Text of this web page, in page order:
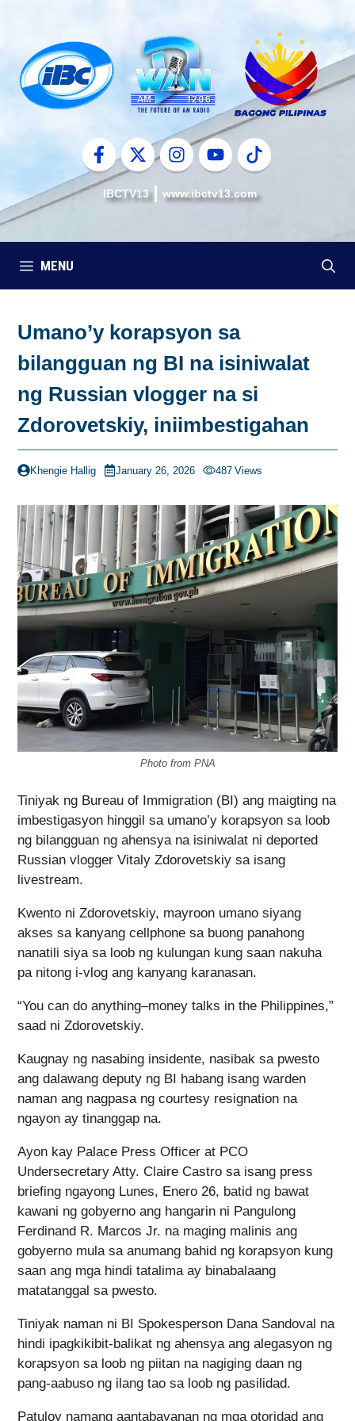
content
IBCTV13 www.ibctv13.com
MENU
Umano’y korapsyon sa
bilangguan ng BI na isiniwalat
ng Russian vlogger na si
Zdorovetskiy, iniimbestigahan
Khengie Hallig January 26, 2026 487 Views
Photo from PNA
Tiniyak ng Bureau of Immigration (BI) ang maigting na
imbestigasyon hinggil sa umano’y korapsyon sa loob
ng bilangguan ng ahensya na isiniwalat ni deported
Russian vlogger Vitaly Zdorovetskiy sa isang
livestream.
Kwento ni Zdorovetskiy, mayroon umano siyang
akses sa kanyang cellphone sa buong panahong
nanatili siya sa loob ng kulungan kung saan nakuha
pa nitong i-vlog ang kanyang karanasan.
“You can do anything–money talks in the Philippines,”
saad ni Zdorovetskiy.
Kaugnay ng nasabing insidente, nasibak sa pwesto
ang dalawang deputy ng BI habang isang warden
naman ang nagpasa ng courtesy resignation na
ngayon ay tinanggap na.
Ayon kay Palace Press Officer at PCO
Undersecretary Atty. Claire Castro sa isang press
briefing ngayong Lunes, Enero 26, batid ng bawat
kawani ng gobyerno ang hangarin ni Pangulong
Ferdinand R. Marcos Jr. na maging malinis ang
gobyerno mula sa anumang bahid ng korapsyon kung
saan ang mga hindi tatalima ay binabalaang
matatanggal sa pwesto.
Tiniyak naman ni BI Spokesperson Dana Sandoval na
hindi ipagkikibit-balikat ng ahensya ang alegasyon ng
korapsyon sa loob ng piitan na nagiging daan ng
pang-aabuso ng ilang tao sa loob ng pasilidad.
Patuloy namang aantabayanan ng mga otoridad ang